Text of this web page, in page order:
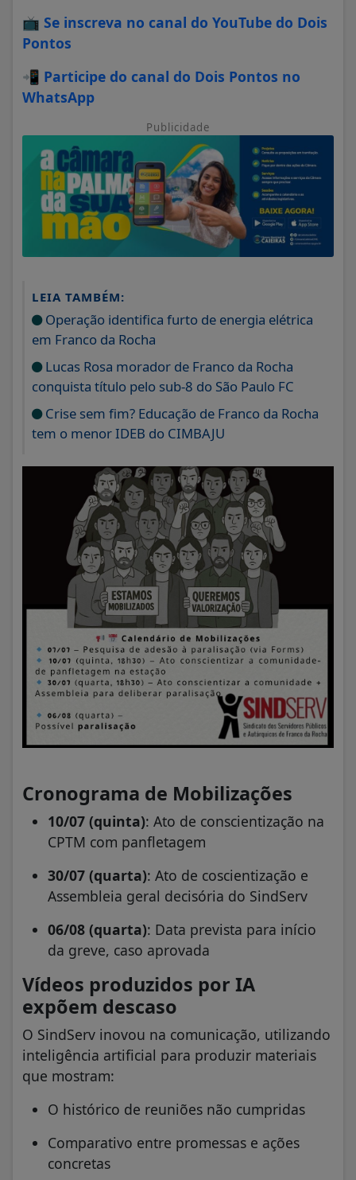
📺 Se inscreva no canal do YouTube do Dois
Pontos
📲 Participe do canal do Dois Pontos no
WhatsApp
Publicidade
LEIA TAMBÉM:
Operação identifica furto de energia elétrica
em Franco da Rocha
Lucas Rosa morador de Franco da Rocha
conquista título pelo sub-8 do São Paulo FC
Crise sem fim? Educação de Franco da Rocha
tem o menor IDEB do CIMBAJU
Cronograma de Mobilizações
10/07 (quinta): Ato de conscientização na
CPTM com panfletagem
30/07 (quarta): Ato de coscientização e
Assembleia geral decisória do SindServ
06/08 (quarta): Data prevista para início
da greve, caso aprovada
Vídeos produzidos por IA
expõem descaso
O SindServ inovou na comunicação, utilizando
inteligência artificial para produzir materiais
que mostram:
O histórico de reuniões não cumpridas
Comparativo entre promessas e ações
concretas